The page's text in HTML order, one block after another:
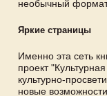
необычный формат
Яркие страницы
Именно эта сеть
проект
культурно-
новые